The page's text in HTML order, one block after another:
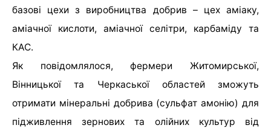
базові цехи з виробництва добрив – цех аміаку,
аміачної кислоти, аміачної селітри, карбаміду та
КАС.
Як повідомлялося, фермери Житомирської,
Вінницької та Черкаської областей зможуть
отримати мінеральні добрива (сульфат амонію) для
підживлення зернових та олійних культур від